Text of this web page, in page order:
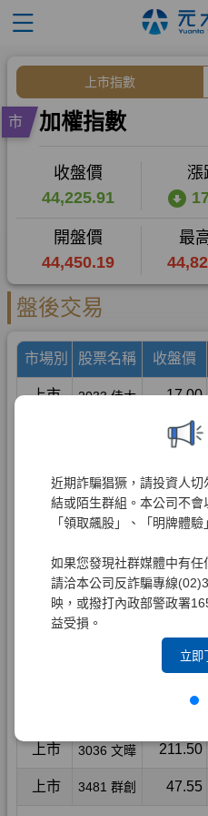
近期詐騙猖獗，請投資人
結或陌生群組。本公司不
「領取飆股」、「明牌體驗
如果您發現社群媒體中有任
請洽本公司反詐騙專線
映，或撥打內政部警政署
益受損。
立即